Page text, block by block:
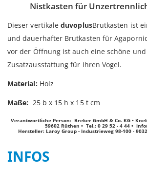
Nistkasten für
Dieser vertikaleduvoplusBrutkasten ist
und dauerhafter Brutkasten für
vor der Öffnung ist auch eine schöne
Zusatzausstattung für Ihren Vogel.
Material: Holz
Maße: 25 b x 15 h x 15 t cm
Verantwortliche Person: Breker GmbH & Co. KG •
59602 Rüthen • Tel.: 0 29 52 - 4 44 •
Hersteller: Laroy Group - Industrieweg 98-100 -
INFOS